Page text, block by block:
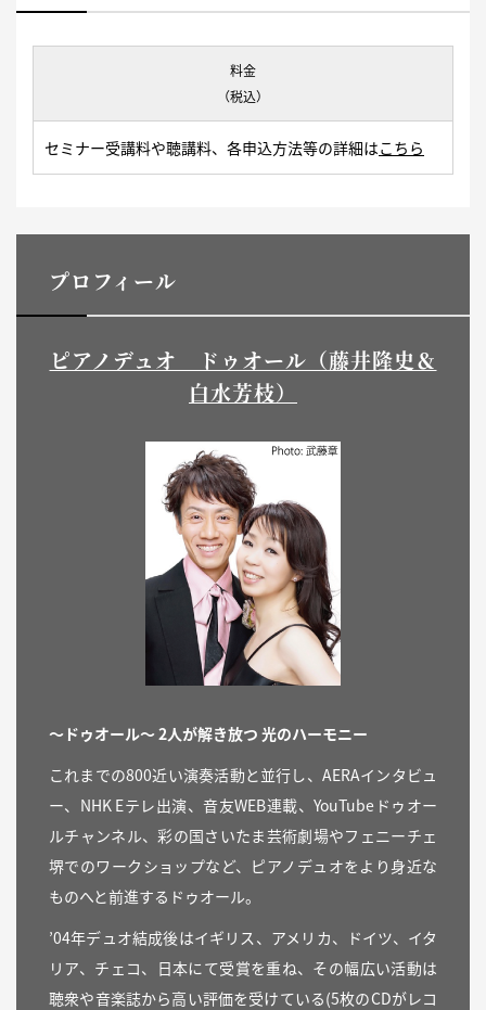
料金
（税込）
セミナー受講料や聴講料、各申込方法等の詳細はこちら
プロフィール
ピアノデュオ ドゥオール（藤井隆史＆
白水芳枝）
～ドゥオール～ 2人が解き放つ 光のハーモニー
これまでの800近い演奏活動と並行し、AERAインタビュ
ー、NHK Eテレ出演、音友WEB連載、YouTubeドゥオー
ルチャンネル、彩の国さいたま芸術劇場やフェニーチェ
堺でのワークショップなど、ピアノデュオをより身近な
ものへと前進するドゥオール。
’04年デュオ結成後はイギリス、アメリカ、ドイツ、イタ
リア、チェコ、日本にて受賞を重ね、その幅広い活動は
聴衆や音楽誌から高い評価を受けている(5枚のCDがレコ